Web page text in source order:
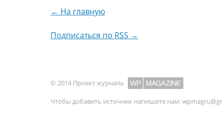
← На главную
Подписаться по RSS →
© 2014 Проект журнала
Чтобы добавить источник напишите нам: